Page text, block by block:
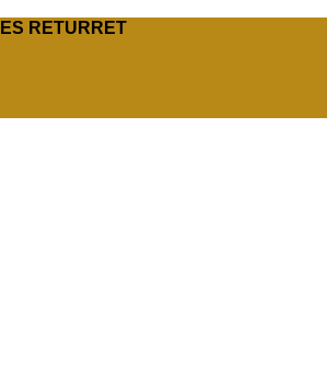
RETURRET